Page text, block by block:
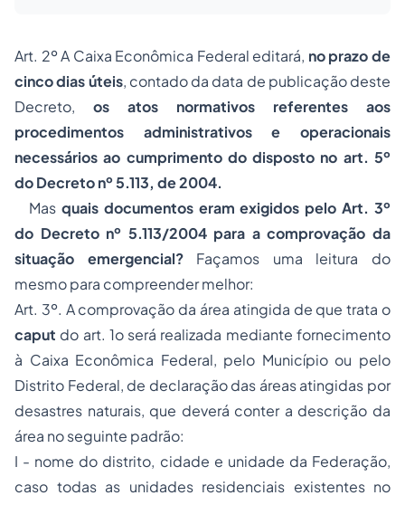
Art. 2º A Caixa Econômica Federal editará, no prazo de
cinco dias úteis, contado da data de publicação deste
Decreto, os atos normativos referentes aos
procedimentos administrativos e operacionais
necessários ao cumprimento do disposto no art. 5º
do Decreto nº 5.113, de 2004.
Mas quais documentos eram exigidos pelo Art. 3º
do Decreto nº 5.113/2004 para a comprovação da
situação emergencial?Façamos uma leitura do
mesmo para compreender melhor:
Art. 3º. A comprovação da área atingida de que trata o
caput do art. 1o será realizada mediante fornecimento
à Caixa Econômica Federal, pelo Município ou pelo
Distrito Federal, de declaração das áreas atingidas por
desastres naturais, que deverá conter a descrição da
área no seguinte padrão:
I - nome do distrito, cidade e unidade da Federação,
caso todas as unidades residenciais existentes no